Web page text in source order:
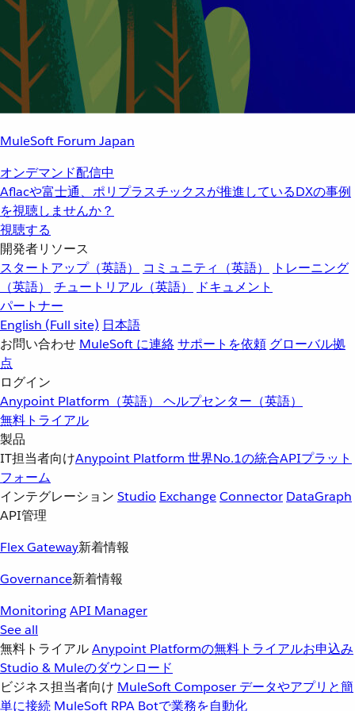
MuleSoft Forum Japan
オンデマンド配信中
Aflacや富士通、ポリプラスチックスが推進しているDXの事例
を視聴しませんか？
視聴する
開発者リソース
スタートアップ（英語）
コミュニティ（英語）
トレーニング
（英語）
チュートリアル（英語）
ドキュメント
パートナー
English (Full site) 日本語
お問い合わせ MuleSoft に連絡サポートを依頼 グローバル拠
点
ログイン
Anypoint Platform（英語） ヘルプセンター（英語）
無料トライアル
製品
IT担当者向けAnypoint Platform 世界No.1の統合APIプラット
フォーム
インテグレーション Studio ExchangeConnector DataGraph
API管理
Flex Gateway新着情報
Governance新着情報
MonitoringAPI Manager
See all
無料トライアルAnypoint Platformの無料トライアルお申込み
Studio & Muleのダウンロード
ビジネス担当者向け MuleSoft Composer データやアプリと簡
単に接続 MuleSoft RPA Botで業務を自動化